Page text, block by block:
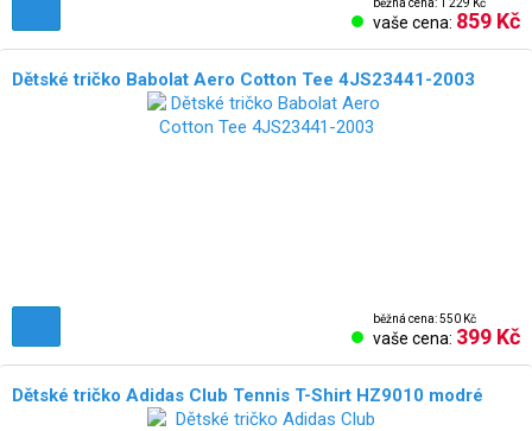
běžná cena: 1 229 Kč
vaše cena: 859 Kč
Dětské tričko Babolat Aero Cotton Tee 4JS23441-2003
běžná cena: 550 Kč
vaše cena: 399 Kč
Dětské tričko Adidas Club Tennis T-Shirt HZ9010 modré